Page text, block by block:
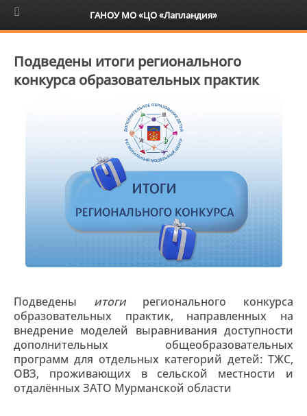
6+
Подведены итоги регионального
конкурса образовательных практик
Подведены итогирегионального конкурса
образовательных практик, направленных на
внедрение моделей выравнивания доступности
дополнительных общеобразовательных
программ для отдельных категорий детей: ТЖС,
ОВЗ, проживающих в сельской местности и
отдалённых ЗАТО Мурманской области
ГАНОУ МО «ЦО «Лапландия»